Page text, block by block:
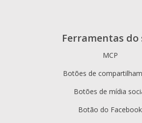
Ferramentas do
MCP
Botões de
Botões de mídia
Botão do Facebook